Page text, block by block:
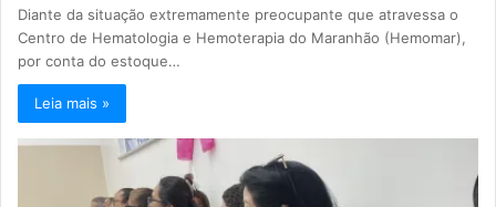
Diante da situação extremamente preocupante que atravessa o
Centro de Hematologia e Hemoterapia do Maranhão (Hemomar),
por conta do estoque…
Leia mais »